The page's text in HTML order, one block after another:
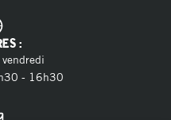
:
- 16h30